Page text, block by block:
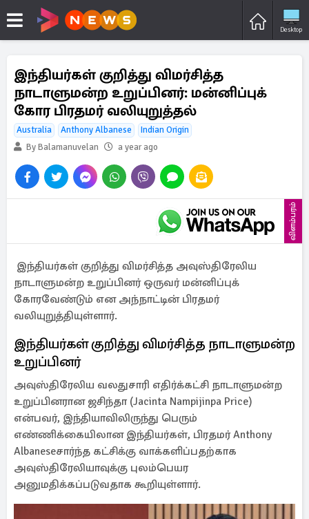
Desktop
இந்தியர்கள் குறித்து விமர்சித்த
நாடாளுமன்ற உறுப்பினர்: மன்னிப்புக்
கோர பிரதமர் வலியுறுத்தல்
Australia Anthony Albanese
Indian Origin
By Balamanuvelan
a year ago
விளம்பரம்
இந்தியர்கள் குறித்து விமர்சித்த அவுஸ்திரேலிய
நாடாளுமன்ற உறுப்பினர் ஒருவர் மன்னிப்புக்
கோரவேண்டும் என அந்நாட்டின் பிரதமர்
வலியுறுத்தியுள்ளார்.
இந்தியர்கள் குறித்து விமர்சித்த நாடாளுமன்ற
உறுப்பினர்
அவுஸ்திரேலிய வலதுசாரி எதிர்க்கட்சி நாடாளுமன்ற
உறுப்பினரான ஜசிந்தா (Jacinta Nampijinpa Price)
என்பவர், இந்தியாவிலிருந்து பெரும்
எண்ணிக்கையிலான இந்தியர்கள், பிரதமர் Anthony
Albaneseசார்ந்த கட்சிக்கு வாக்களிப்பதற்காக
அவுஸ்திரேலியாவுக்கு புலம்பெயர
அனுமதிக்கப்படுவதாக கூறியுள்ளார்.